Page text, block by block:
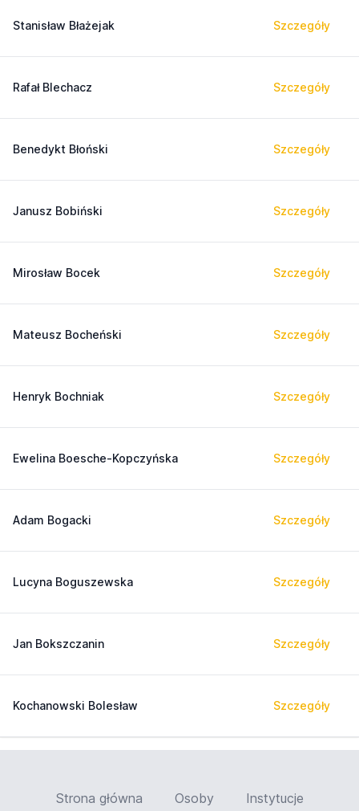
Stanisław Błażejak Szczegóły
Rafał Blechacz Szczegóły
Benedykt Błoński Szczegóły
Janusz Bobiński Szczegóły
Mirosław Bocek Szczegóły
Mateusz Bocheński Szczegóły
Henryk Bochniak Szczegóły
Ewelina Boesche-Kopczyńska Szczegóły
Adam Bogacki Szczegóły
Lucyna Boguszewska Szczegóły
Jan Bokszczanin Szczegóły
Kochanowski Bolesław Szczegóły
Strona główna Osoby Instytucje